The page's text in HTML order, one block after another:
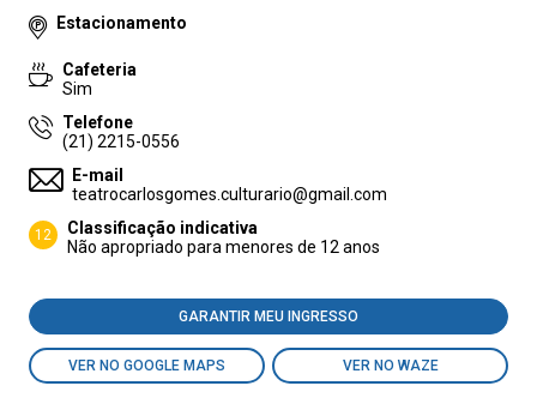
Estacionamento
Cafeteria
Sim
Telefone
(21) 2215-0556
E-mail
teatrocarlosgomes.culturario@gmail.com
12
Classificação indicativa
Não apropriado para menores de 12 anos
GARANTIR MEU INGRESSO
VER NO GOOGLE MAPS VER NO WAZE